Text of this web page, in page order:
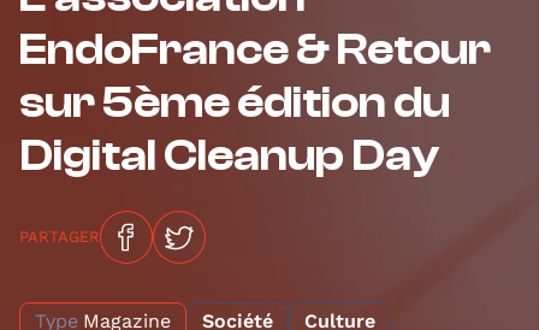
EndoFrance & Retour
sur 5ème édition du
Digital Cleanup Day
PARTAGER
Type Magazine Société
Culture